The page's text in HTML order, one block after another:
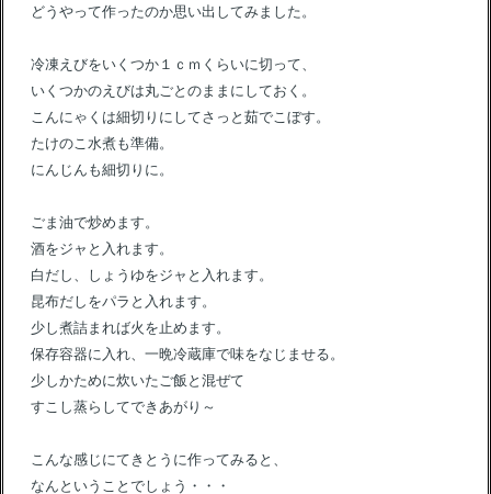
どうやって作ったのか思い出してみました。
冷凍えびをいくつか１ｃｍくらいに切って、
いくつかのえびは丸ごとのままにしておく。
こんにゃくは細切りにしてさっと茹でこぼす。
たけのこ水煮も準備。
にんじんも細切りに。
ごま油で炒めます。
酒をジャと入れます。
白だし、しょうゆをジャと入れます。
昆布だしをパラと入れます。
少し煮詰まれば火を止めます。
保存容器に入れ、一晩冷蔵庫で味をなじませる。
少しかために炊いたご飯と混ぜて
すこし蒸らしてできあがり～
こんな感じにてきとうに作ってみると、
なんということでしょう・・・